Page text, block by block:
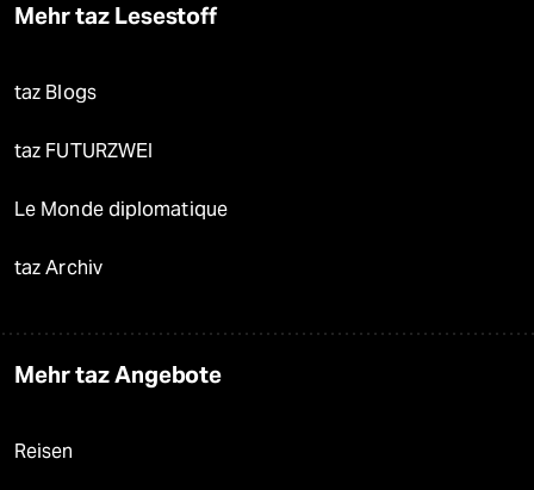
Mehr taz Lesestoff
taz Blogs
taz FUTURZWEI
Le Monde diplomatique
taz Archiv
Mehr taz Angebote
Reisen